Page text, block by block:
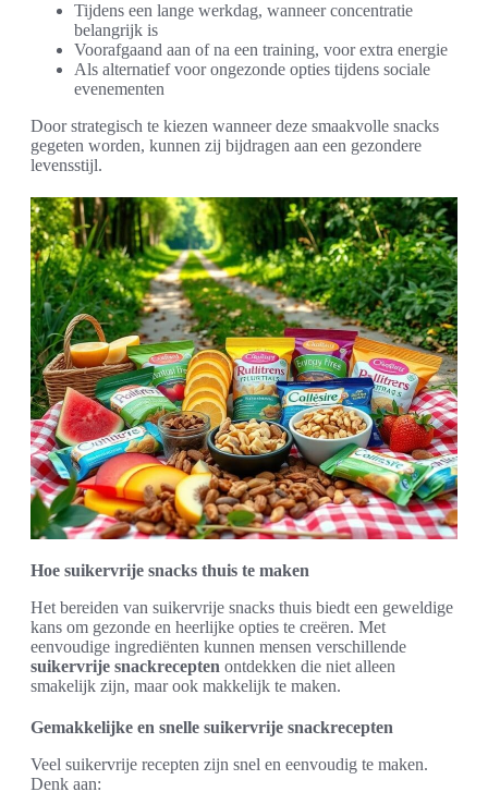
Tijdens een lange werkdag, wanneer concentratie
belangrijk is
Voorafgaand aan of na een training, voor extra energie
Als alternatief voor ongezonde opties tijdens sociale
evenementen
Door strategisch te kiezen wanneer deze smaakvolle snacks
gegeten worden, kunnen zij bijdragen aan een gezondere
levensstijl.
Hoe suikervrije snacks thuis te maken
Het bereiden van suikervrije snacks thuis biedt een geweldige
kans om gezonde en heerlijke opties te creëren. Met
eenvoudige ingrediënten kunnen mensen verschillende
suikervrije snackrecepten ontdekken die niet alleen
smakelijk zijn, maar ook makkelijk te maken.
Gemakkelijke en snelle suikervrije snackrecepten
Veel suikervrije recepten zijn snel en eenvoudig te maken.
Denk aan: